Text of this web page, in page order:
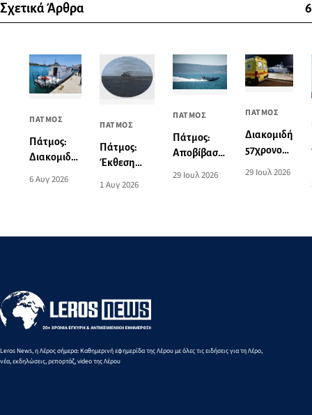
Σχετικά Άρθρα 6
ΠΑΤΜΟΣ
Πάτμος:
Διακομιδή
στη Λέρο
6 Αυγ 2026
ΠΑΤΜΟΣ
Πάτμος:
Έκθεση
του Norman
Σταύρακα
1 Αυγ 2026
ΠΑΤΜΟΣ
Πάτμος:
Αποβίβαση
29 Ιουλ 2026
ΠΑΤΜΟΣ
Διακομιδή
57χρονου
29 Ιουλ 2026
Leros News, η Λέρος σήμερα: Καθημερινή εφημερίδα της Λέρου με όλες τις ειδήσεις για τη Λέρο,
νέα, εκδηλώσεις, ρεπορτάζ, video της Λέρου